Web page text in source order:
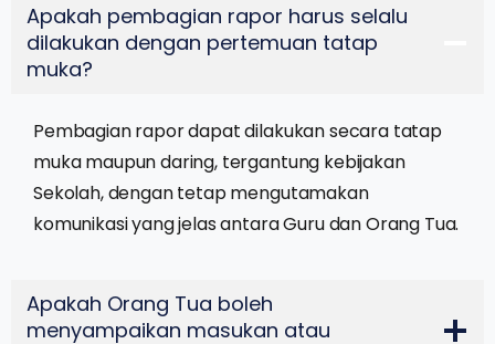
Apakah pembagian rapor harus selalu
dilakukan dengan pertemuan tatap
muka?
Pembagian rapor dapat dilakukan secara tatap
muka maupun daring, tergantung kebijakan
Sekolah, dengan tetap mengutamakan
komunikasi yang jelas antara Guru dan Orang Tua.
Apakah Orang Tua boleh
menyampaikan masukan atau